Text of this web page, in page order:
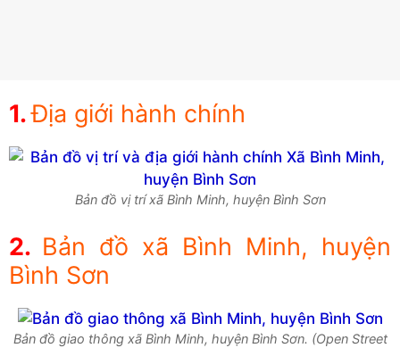
Địa giới hành chính
Bản đồ vị trí xã Bình Minh, huyện Bình Sơn
Bản đồ xã Bình Minh, huyện
Bình Sơn
Bản đồ giao thông xã Bình Minh, huyện Bình Sơn. (Open Street